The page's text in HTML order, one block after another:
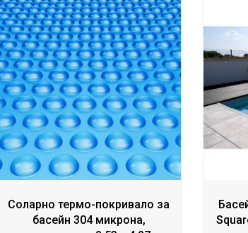
Соларно термо-покривало за
басейн 304 микрона,